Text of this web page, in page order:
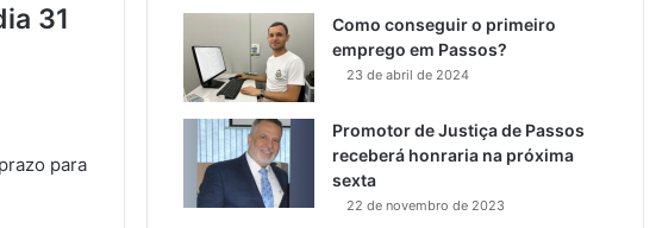
31
para
Como conseguir o primeiro
emprego em Passos?
23 de abril de 2024
Promotor de Justiça de Passos
receberá honraria na próxima
sexta
22 de novembro de 2023